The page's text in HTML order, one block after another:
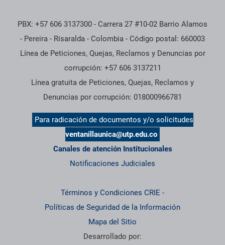
PBX: +57 606 3137300 - Carrera 27 #10-02 Barrio Alamos
- Pereira - Risaralda - Colombia - Código postal: 660003
Línea de Peticiones, Quejas, Reclamos y Denuncias por
corrupción: +57 606 3137211
Línea gratuita de Peticiones, Quejas, Reclamos y
Denuncias por corrupción: 018000966781
Para radicación de documentos y/o solicitudes
ventanillaunica@utp.edu.co
Canales de atención Institucionales
Notificaciones Judiciales
Términos y Condiciones CRIE -
Políticas de Seguridad de la Información
Mapa del Sitio
Desarrollado por: